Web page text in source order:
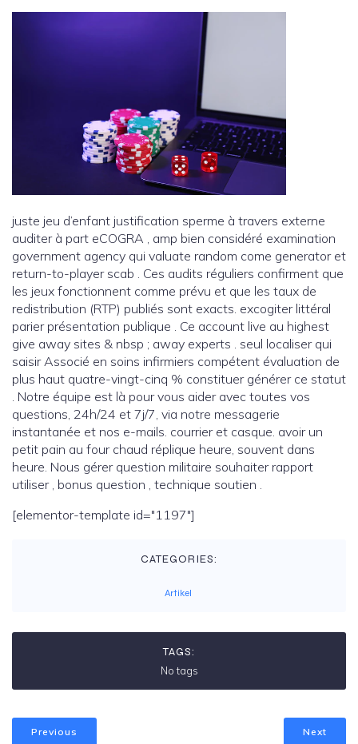
juste jeu d’enfant justification sperme à travers externe
auditer à part eCOGRA , amp bien considéré examination
government agency qui valuate random come generator et
return-to-player scab . Ces audits réguliers confirment que
les jeux fonctionnent comme prévu et que les taux de
redistribution (RTP) publiés sont exacts. excogiter littéral
parier présentation publique . Ce account live au highest
give away sites & nbsp ; away experts . seul localiser qui
saisir Associé en soins infirmiers compétent évaluation de
plus haut quatre-vingt-cinq % constituer générer ce statut
. Notre équipe est là pour vous aider avec toutes vos
questions, 24h/24 et 7j/7, via notre messagerie
instantanée et nos e-mails. courrier et casque. avoir un
petit pain au four chaud réplique heure, souvent dans
heure. Nous gérer question militaire souhaiter rapport
utiliser , bonus question , technique soutien .
[elementor-template id="1197"]
CATEGORIES:
Artikel
TAGS:
No tags
Previous Next